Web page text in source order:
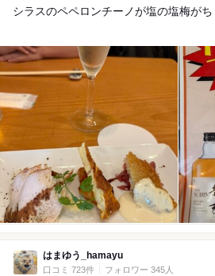
シラスのペペロンチーノが塩の塩梅がち
はまゆう_hamayu
口コミ 723件 フォロワー 345人